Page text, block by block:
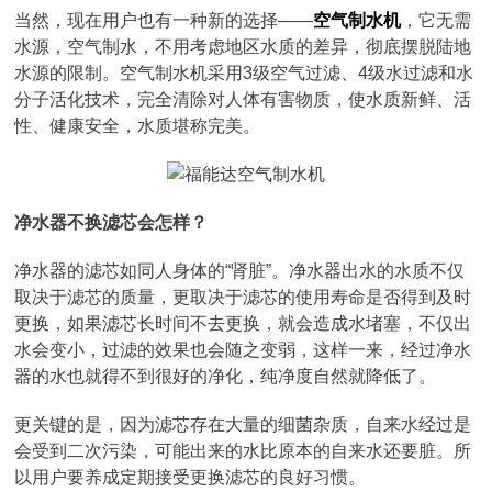
当然，现在用户也有一种新的选择——空气制水机，它无需
水源，空气制水，不用考虑地区水质的差异，彻底摆脱陆地
水源的限制。空气制水机采用3级空气过滤、4级水过滤和水
分子活化技术，完全清除对人体有害物质，使水质新鲜、活
性、健康安全，水质堪称完美。
净水器不换滤芯会怎样？
净水器的滤芯如同人身体的“肾脏”。净水器出水的水质不仅
取决于滤芯的质量，更取决于滤芯的使用寿命是否得到及时
更换，如果滤芯长时间不去更换，就会造成水堵塞，不仅出
水会变小，过滤的效果也会随之变弱，这样一来，经过净水
器的水也就得不到很好的净化，纯净度自然就降低了。
更关键的是，因为滤芯存在大量的细菌杂质，自来水经过是
会受到二次污染，可能出来的水比原本的自来水还要脏。所
以用户要养成定期接受更换滤芯的良好习惯。